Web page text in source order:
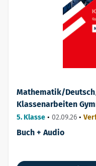
Mathematik/
Klassenarbeiten
5. Klasse • 02.09.26 •
Buch + Audio